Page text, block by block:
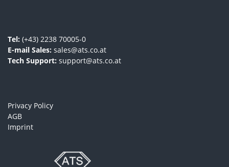
Tel: (+43) 2238 70005-0
E-mail Sales: sales@ats.co.at
Tech Support: support@ats.co.at
Privacy Policy
AGB
Imprint